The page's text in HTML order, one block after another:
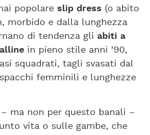
popolare slip dress (o abito
morbido e dalla lunghezza
di tendenza gli abiti a
in pieno stile anni ’90,
squadrati, tagli svasati dal
femminili e lunghezze
ma non per questo banali –
vita o sulle gambe, che